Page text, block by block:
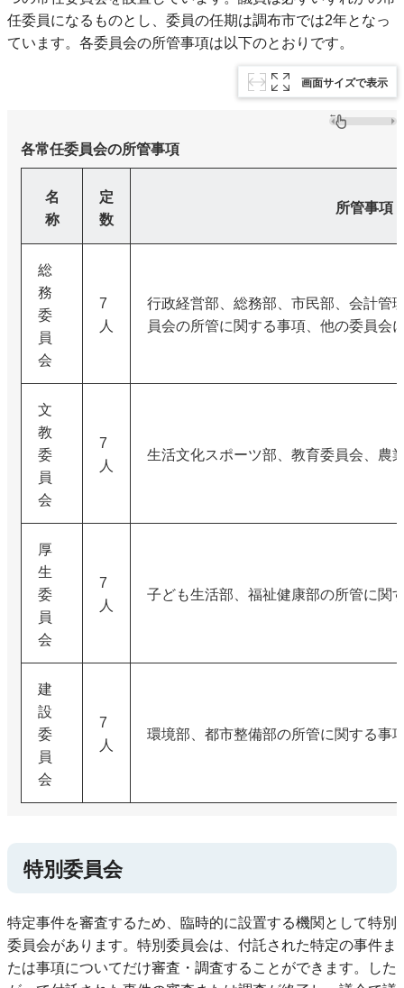
任委員になるものとし、委員の任期は調布市では2年となっ
ています。各委員会の所管事項は以下のとおりです。
画面サイズで表示
各常任委員会の所管事項
名
称
定
数
所管事項
総
務
委
員
会
7
人
行政経営部、総務部、市民部、会計管
員会の所管に関する事項、他の委員会
文
教
委
員
会
7
人
生活文化スポーツ部、教育委員会、農
厚
生
委
員
会
7
人
子ども生活部、福祉健康部の所管に関
建
設
委
員
会
7
人
環境部、都市整備部の所管に関する事
特別委員会
特定事件を審査するため、臨時的に設置する機関として特別
委員会があります。特別委員会は、付託された特定の事件ま
たは事項についてだけ審査・調査することができます。した